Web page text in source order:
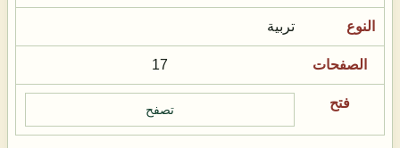
تربية
17
تصفح